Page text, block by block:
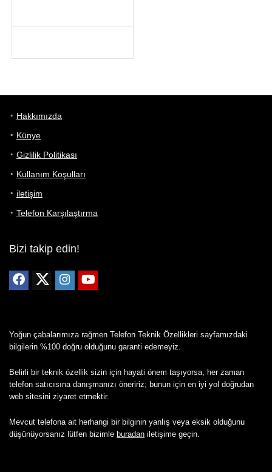
Hakkımızda
Künye
Gizlilik Politikası
Kullanım Koşulları
iletişim
Telefon Karşılaştırma
Bizi takip edin!
Yoğun çabalarımıza rağmen Telefon Teknik Özellikleri sayfamızdaki
bilgilerin %100 doğru olduğunu garanti edemeyiz.
Belirli bir teknik özellik sizin için hayati önem taşıyorsa, her zaman
telefon satıcısına danışmanızı öneririz; bunun için en iyi yol doğrudan
web sitesini ziyaret etmektir.
Mevcut telefona ait herhangi bir bilginin yanlış veya eksik olduğunu
düşünüyorsanız lütfen bizimle buradan iletişime geçin.